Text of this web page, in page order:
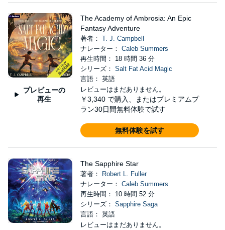
プレビューの
再生
The Academy of Ambrosia: An Epic
Fantasy Adventure
著者： T. J. Campbell
ナレーター： Caleb Summers
再生時間： 18 時間 36 分
シリーズ： Salt Fat Acid Magic
言語： 英語
レビューはまだありません。
￥3,340 で購入、またはプレミアムプ
ラン30日間無料体験で試す
無料体験を試す
The Sapphire Star
著者：
Robert L. Fuller
ナレーター： Caleb Summers
再生時間： 10 時間 52 分
シリーズ： Sapphire Saga
言語： 英語
レビューはまだありません。